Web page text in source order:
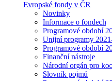
Evropské fondy v ČR
Novinky
Informace o fondech
Programové období
Unijní programy
Programové období
Finanční nástroje
Národní orgán pro
Slovník pojmů